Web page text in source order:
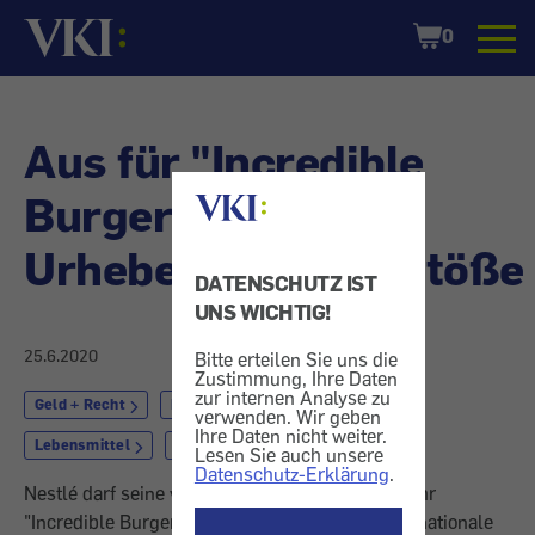
DATENSCHUTZ IST
UNS WICHTIG!
Bitte erteilen Sie uns die
Zustimmung, Ihre Daten
zur internen Analyse zu
verwenden. Wir geben
Ihre Daten nicht weiter.
Lesen Sie auch unsere
Datenschutz-Erklärung.
Startseite
Shopping
Cart
0
Aus für "Incredible
Burger" -
Urheberrechtsverstöße
25.6.2020
Geld + Recht Recht Essen + Trinken
Lebensmittel Ernährung
Nestlé darf seine veganen Hamburger nicht mehr
"Incredible Burger" nennen, entschied der Internationale